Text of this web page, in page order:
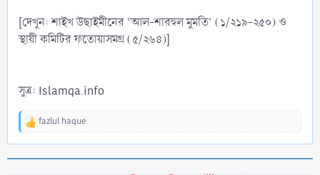
[দেখুন: শাইখ উছাইমীনের ‘আল-শারহুল মুমতি’ (১/২১৯-২৫০) ও
স্থায়ী কমিটির ফতোয়াসমগ্র (৫/২৬৪)]
সুত্র: Islamqa.info
R
fazlul haque